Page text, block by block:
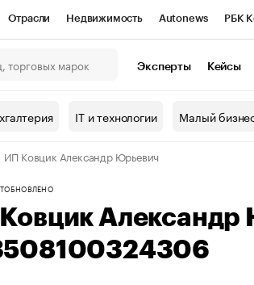
Отрасли Недвижимость Autonews РБК
Проверка контрагентов
Эксперты Кейсы
IT и технологии Малый
ИП Ковцик Александр Юрьевич
ОБНОВЛЕНО